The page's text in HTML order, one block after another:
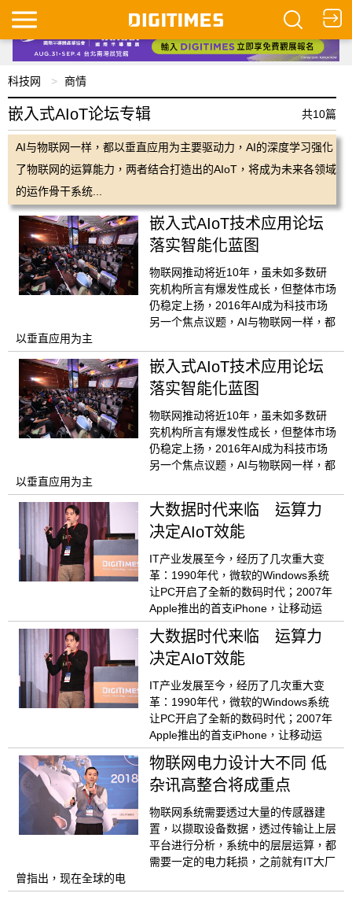
科技网 商情
嵌入式AIoT论坛专辑 共10篇
AI与物联网一样，都以垂直应用为主要驱动力，AI的深度学习强化
了物联网的运算能力，两者结合打造出的AIoT，将成为未来各领域
的运作骨干系统...
嵌入式AIoT技术应用论坛
落实智能化蓝图
物联网推动将近10年，虽未如多数研
究机构所言有爆发性成长，但整体市场
仍稳定上扬，2016年AI成为科技市场
另一个焦点议题，AI与物联网一样，都
以垂直应用为主
嵌入式AIoT技术应用论坛
落实智能化蓝图
物联网推动将近10年，虽未如多数研
究机构所言有爆发性成长，但整体市场
仍稳定上扬，2016年AI成为科技市场
另一个焦点议题，AI与物联网一样，都
以垂直应用为主
大数据时代来临 运算力
决定AIoT效能
IT产业发展至今，经历了几次重大变
革：1990年代，微软的Windows系统
让PC开启了全新的数码时代；2007年
Apple推出的首支iPhone，让移动运
大数据时代来临 运算力
决定AIoT效能
IT产业发展至今，经历了几次重大变
革：1990年代，微软的Windows系统
让PC开启了全新的数码时代；2007年
Apple推出的首支iPhone，让移动运
物联网电力设计大不同 低
杂讯高整合将成重点
物联网系统需要透过大量的传感器建
置，以撷取设备数据，透过传输让上层
平台进行分析，系统中的层层运算，都
需要一定的电力耗损，之前就有IT大厂
曾指出，现在全球的电